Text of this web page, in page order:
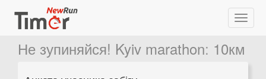
Не зупиняйся! Kyiv marathon: 10км